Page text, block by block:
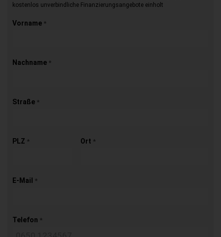
kostenlos unverbindliche Finanzierungsangebote einholt
Vorname *
Nachname *
Straße *
PLZ * Ort *
E-Mail *
Telefon *